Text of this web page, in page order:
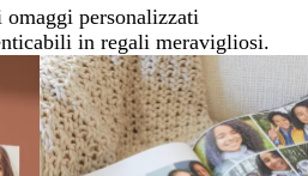
personalizzati
in regali meravigliosi.